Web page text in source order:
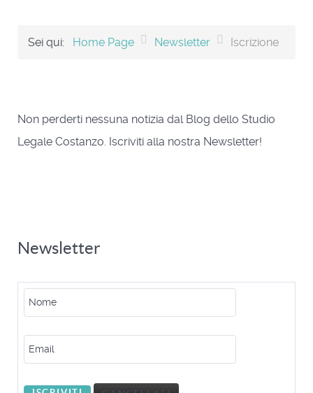
Sei qui: Home Page Newsletter Iscrizione
Non perderti nessuna notizia dal Blog dello Studio
Legale Costanzo. Iscriviti alla nostra Newsletter!
Newsletter